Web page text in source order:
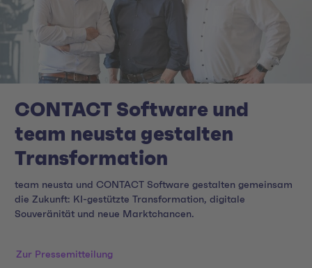
CONTACT Software und
team neusta gestalten
Transformation
team neusta und CONTACT Software gestalten gemeinsam
die Zukunft: KI-gestützte Transformation, digitale
Souveränität und neue Marktchancen.
Zur Pressemitteilung